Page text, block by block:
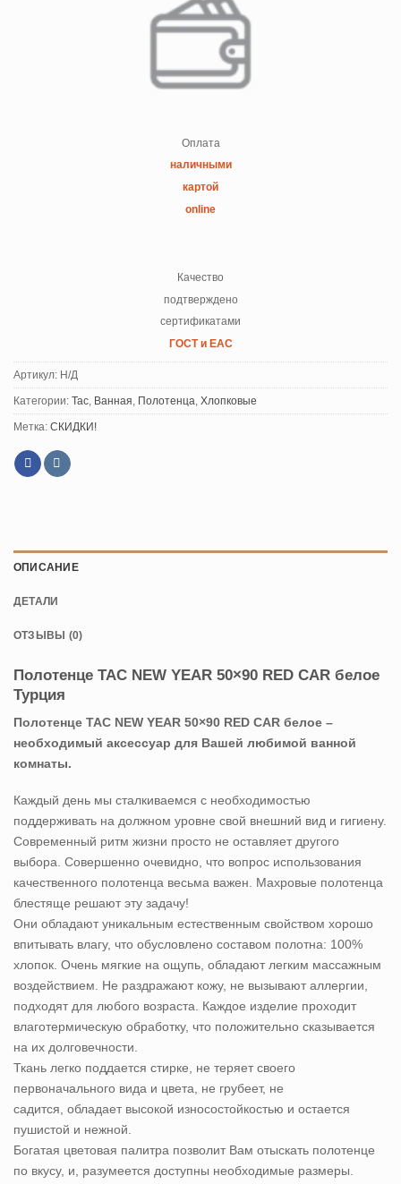
Оплата
наличными
картой
online
Качество
подтверждено
сертификатами
ГОСТ и ЕАС
Артикул: Н/Д
Категории: Tac Ванная Полотенца Хлопковые
Метка: СКИДКИ!
ОПИСАНИЕ
ДЕТАЛИ
ОТЗЫВЫ (0)
Полотенце TAC NEW YEAR 50×90 RED CAR белое
Турция
Полотенце TAC NEW YEAR 50×90 RED CAR белое –
необходимый аксессуар для Вашей любимой ванной
комнаты.
Каждый день мы сталкиваемся с необходимостью
поддерживать на должном уровне свой внешний вид и гигиену.
Современный ритм жизни просто не оставляет другого
выбора. Совершенно очевидно, что вопрос использования
качественного полотенца весьма важен. Махровые полотенца
блестяще решают эту задачу!
Они обладают уникальным естественным свойством хорошо
впитывать влагу, что обусловлено составом полотна: 100%
хлопок. Очень мягкие на ощупь, обладают легким массажным
воздействием. Не раздражают кожу, не вызывают аллергии,
подходят для любого возраста. Каждое изделие проходит
влаготермическую обработку, что положительно сказывается
на их долговечности.
Ткань легко поддается стирке, не теряет своего
первоначального вида и цвета, не грубеет, не
садится, обладает высокой износостойкостью и остается
пушистой и нежной.
Богатая цветовая палитра позволит Вам отыскать полотенце
по вкусу, и, разумеется доступны необходимые размеры.